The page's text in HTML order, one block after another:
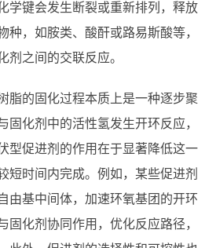
学键会发生断裂或重新排列，释放
种，如胺类、酸酐或路易斯酸等，
剂之间的交联反应。
脂的固化过程本质上是一种逐步聚
固化剂中的活性氢发生开环反应，
型促进剂的作用在于显著降低这一
短时间内完成。例如，某些促进剂
由基中间体，加速环氧基团的开环
固化剂协同作用，优化反应路径，